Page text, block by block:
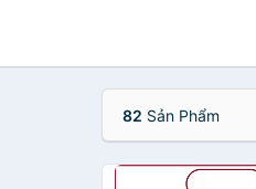
82 Sản Phẩm